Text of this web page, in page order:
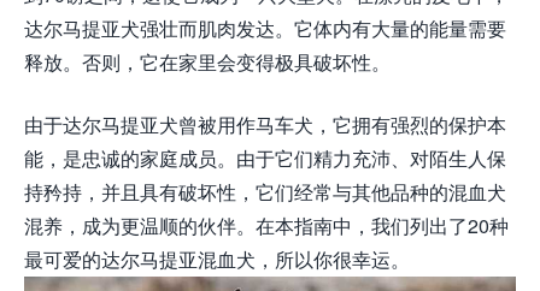
达尔马提亚犬强壮而肌肉发达。它体内有大量的能量需要
释放。否则，它在家里会变得极具破坏性。
由于达尔马提亚犬曾被用作马车犬，它拥有强烈的保护本
能，是忠诚的家庭成员。由于它们精力充沛、对陌生人保
持矜持，并且具有破坏性，它们经常与其他品种的混血犬
混养，成为更温顺的伙伴。在本指南中，我们列出了20种
最可爱的达尔马提亚混血犬，所以你很幸运。